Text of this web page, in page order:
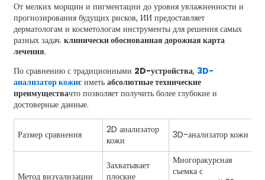
От мелких морщин и пигментации до уровня увлажненности и
прогнозирования будущих рисков, ИИ предоставляет
дерматологам и косметологам инструменты для решения самых
разных задач. клинически обоснованная дорожная карта
лечения.
По сравнению с традиционными 2D-устройства, 3D-
анализатор кожисиметь абсолютные технические
преимуществачто позволяет получить более глубокие и
достоверные данные.
Размер сравнения
2D анализатор
кожи
3D-анализатор кожи
Метод визуализации
Захватывает
плоские
Многоракурсная
съемка с